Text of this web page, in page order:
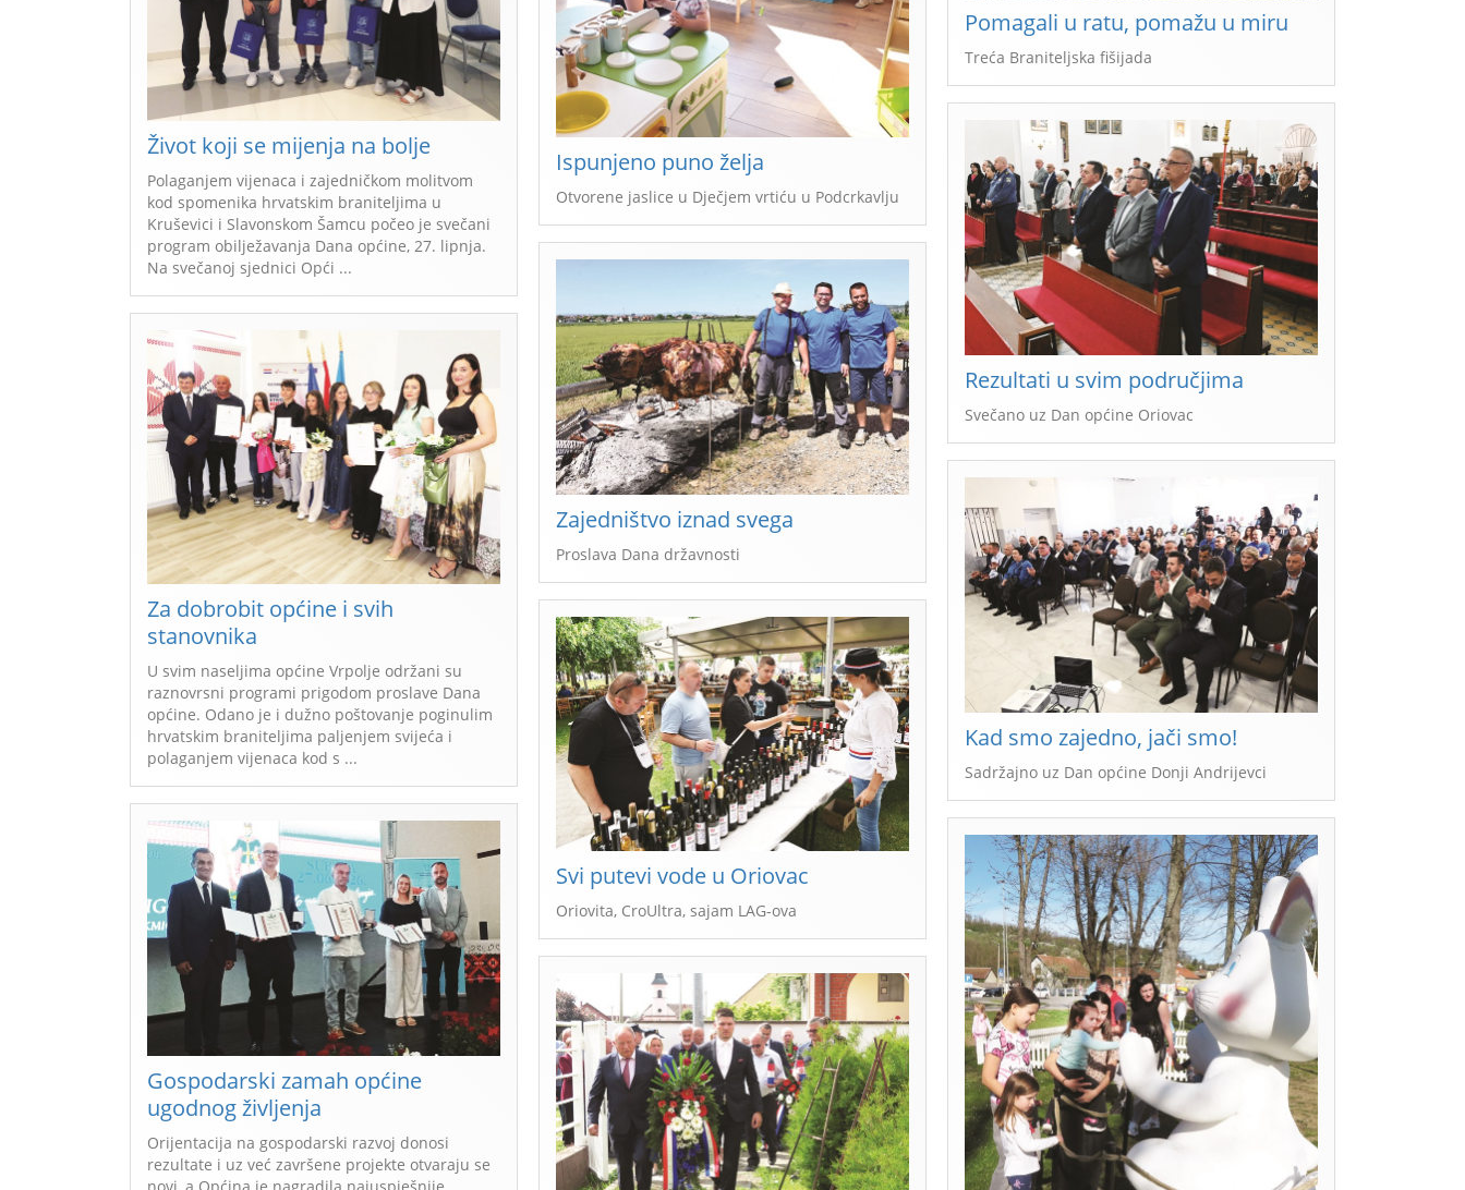
Život koji se mijenja na bolje
Polaganjem vijenaca i zajedničkom molitvom
kod spomenika hrvatskim braniteljima u
Kruševici i Slavonskom Šamcu počeo je svečani
program obilježavanja Dana općine, 27. lipnja.
Na svečanoj sjednici Opći ...
Za dobrobit općine i svih
stanovnika
U svim naseljima općine Vrpolje održani su
raznovrsni programi prigodom proslave Dana
općine. Odano je i dužno poštovanje poginulim
hrvatskim braniteljima paljenjem svijeća i
polaganjem vijenaca kod s ...
Gospodarski zamah općine
ugodnog življenja
Orijentacija na gospodarski razvoj donosi
rezultate i uz već završene projekte otvaraju se
Ispunjeno puno želja
Otvorene jaslice u Dječjem vrtiću u Podcrkavlju
Zajedništvo iznad svega
Proslava Dana državnosti
Svi putevi vode u Oriovac
Oriovita, CroUltra, sajam LAG-ova
Pomagali u ratu, pomažu u miru
Treća Braniteljska fišijada
Rezultati u svim područjima
Svečano uz Dan općine Oriovac
Kad smo zajedno, jači smo!
Sadržajno uz Dan općine Donji Andrijevci